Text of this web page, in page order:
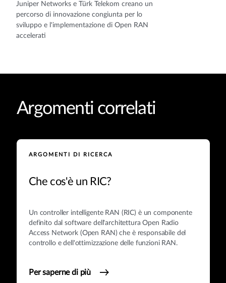
Juniper Networks e Türk Telekom creano un
percorso di innovazione congiunta per lo
sviluppo e l'implementazione di Open RAN
accelerati
Argomenti correlati
ARGOMENTI DI RICERCA
Che cos'è un RIC?
Un controller intelligente RAN (RIC) è un componente
definito dal software dell'architettura Open Radio
Access Network (Open RAN) che è responsabile del
controllo e dell'ottimizzazione delle funzioni RAN.
Per saperne di più